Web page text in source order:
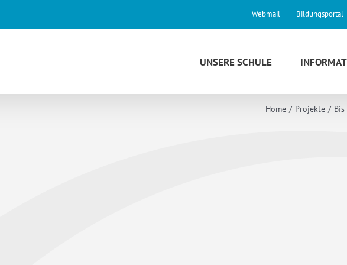
Webmail Bildungsportal
UNSERE SCHULE
Home Projekte